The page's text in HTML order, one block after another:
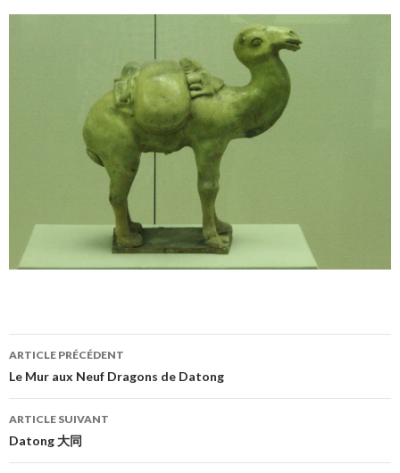
Navigation
des
articles
ARTICLE PRÉCÉDENT
Le Mur aux Neuf Dragons de Datong
ARTICLE SUIVANT
Datong 大同